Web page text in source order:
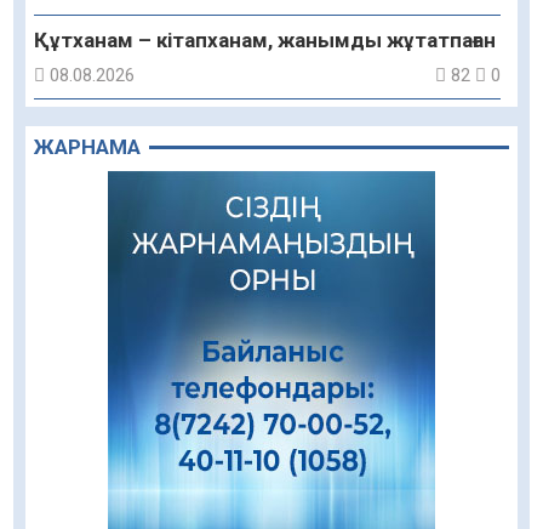
Құтханам – кітапханам, жанымды жұтатпаған
08.08.2026 82 0
Құрылыс қарқыны – қала дамуының айғағы
08.08.2026
Зәулім ғимараттарда туған жерді түлеткен
азаматтардың қолтаңбасы бар
Еңбегі ерлікпен тең мамандық
Даналықтың шырағданы, ой-сананың
шамшырағы
08.08.2026
Кенеге қарсы залалсыздандыру жұмыстары
ЖАРНАМА